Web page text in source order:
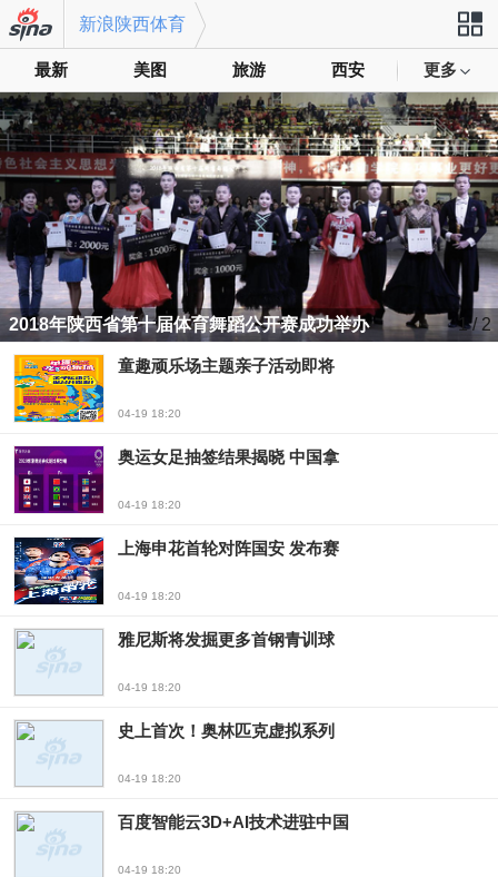
新浪陕西体育
站导航
最新 美图 旅游 西安 更多
2018年陕西省第十届体育舞蹈公开赛成功举办 1/ 2
童趣顽乐场主题亲子活动即将
04-19 18:20
奥运女足抽签结果揭晓 中国拿
04-19 18:20
上海申花首轮对阵国安 发布赛
04-19 18:20
雅尼斯将发掘更多首钢青训球
04-19 18:20
史上首次！奥林匹克虚拟系列
04-19 18:20
百度智能云3D+AI技术进驻中国
04-19 18:20